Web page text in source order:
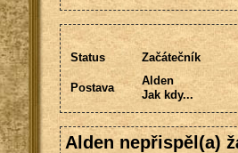
Status Začátečník
Postava
Alden
Jak kdy...
Alden nepřispěl(a)